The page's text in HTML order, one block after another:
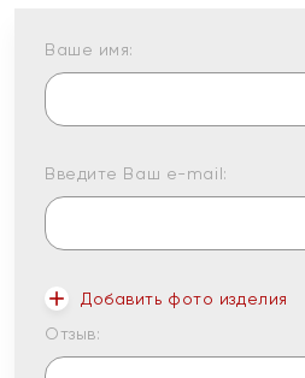
Ваше имя:
Введите Ваш e-mail:
Добавить фото изделия
Отзыв: